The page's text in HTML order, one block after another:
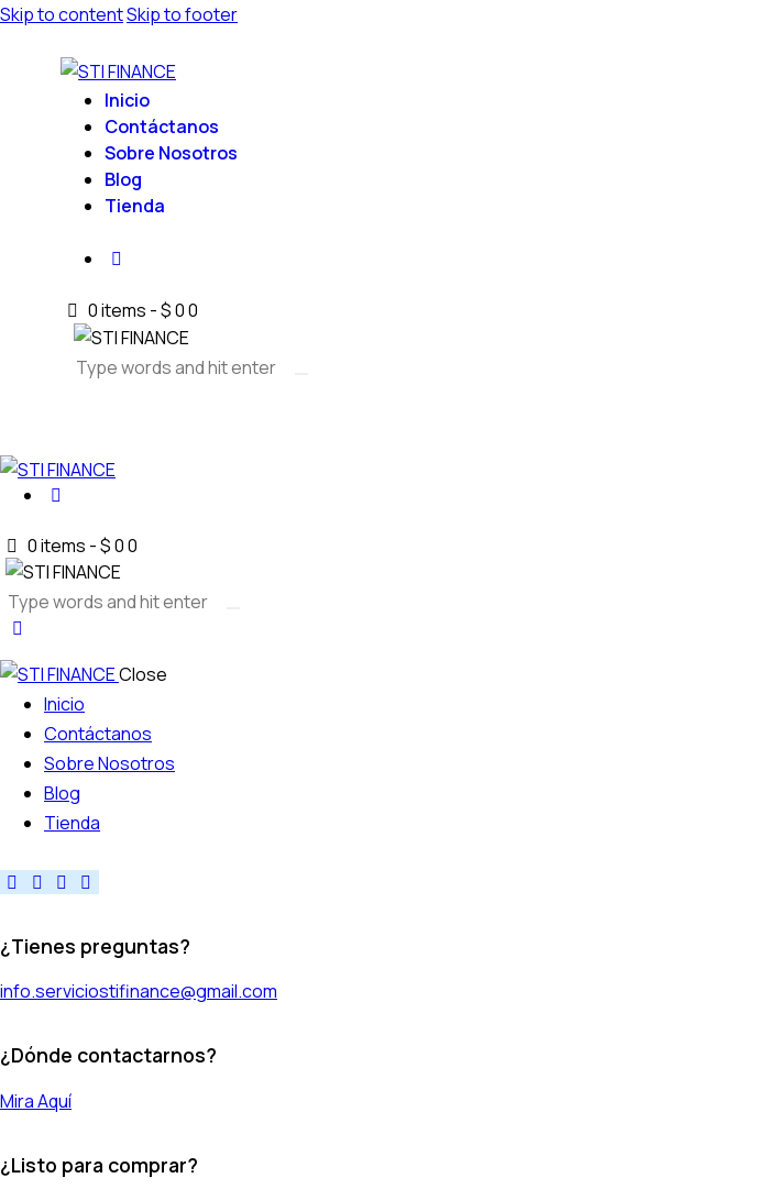
Skip to contentSkip to footer
Inicio
Contáctanos
Sobre Nosotros
Blog
Tienda
0 items -$ 00
0 items -$ 00
Close
Inicio
Contáctanos
Sobre Nosotros
Blog
Tienda
facebook-
instagram
youtube
note
¿Tienes preguntas?
info.serviciostifinance@gmail.com
¿Dónde contactarnos?
Mira Aquí
¿Listo para comprar?